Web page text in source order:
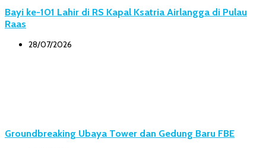
Bayi ke-101 Lahir di RS Kapal Ksatria Airlangga di Pulau
Raas
28/07/2026
Groundbreaking Ubaya Tower dan Gedung Baru FBE